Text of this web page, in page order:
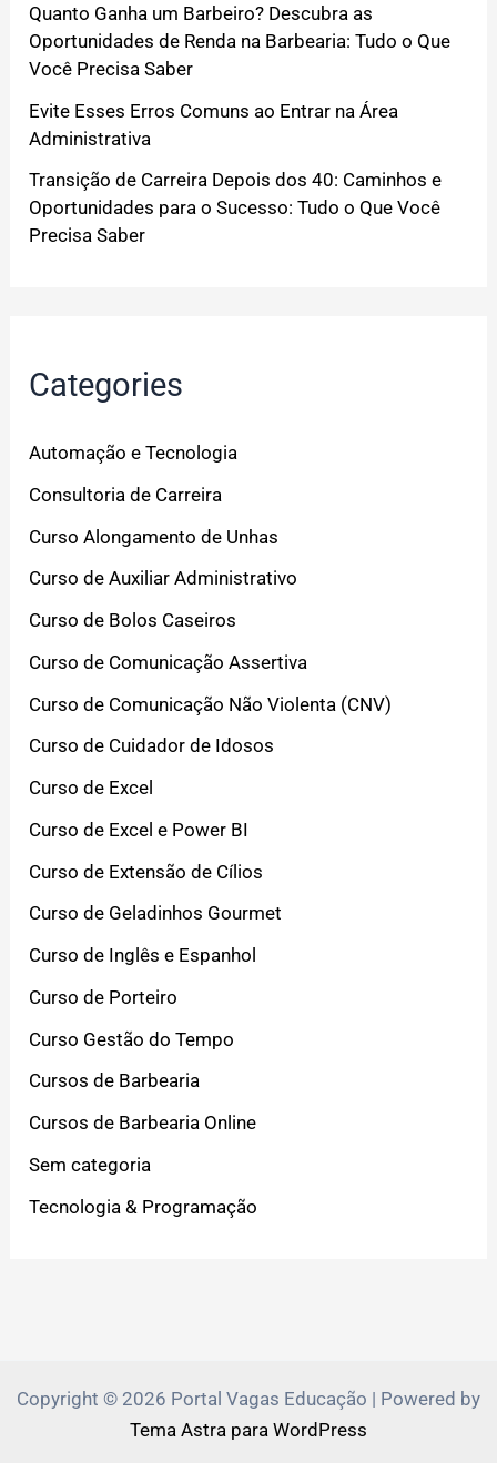
Quanto Ganha um Barbeiro? Descubra as
Oportunidades de Renda na Barbearia: Tudo o Que
Você Precisa Saber
Evite Esses Erros Comuns ao Entrar na Área
Administrativa
Transição de Carreira Depois dos 40: Caminhos e
Oportunidades para o Sucesso: Tudo o Que Você
Precisa Saber
Categories
Automação e Tecnologia
Consultoria de Carreira
Curso Alongamento de Unhas
Curso de Auxiliar Administrativo
Curso de Bolos Caseiros
Curso de Comunicação Assertiva
Curso de Comunicação Não Violenta (CNV)
Curso de Cuidador de Idosos
Curso de Excel
Curso de Excel e Power BI
Curso de Extensão de Cílios
Curso de Geladinhos Gourmet
Curso de Inglês e Espanhol
Curso de Porteiro
Curso Gestão do Tempo
Cursos de Barbearia
Cursos de Barbearia Online
Sem categoria
Tecnologia & Programação
Copyright © 2026 Portal Vagas Educação | Powered by
Tema Astra para WordPress